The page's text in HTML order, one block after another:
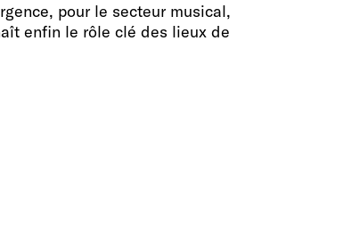
pour le secteur musical,
enfin le rôle clé des lieux de